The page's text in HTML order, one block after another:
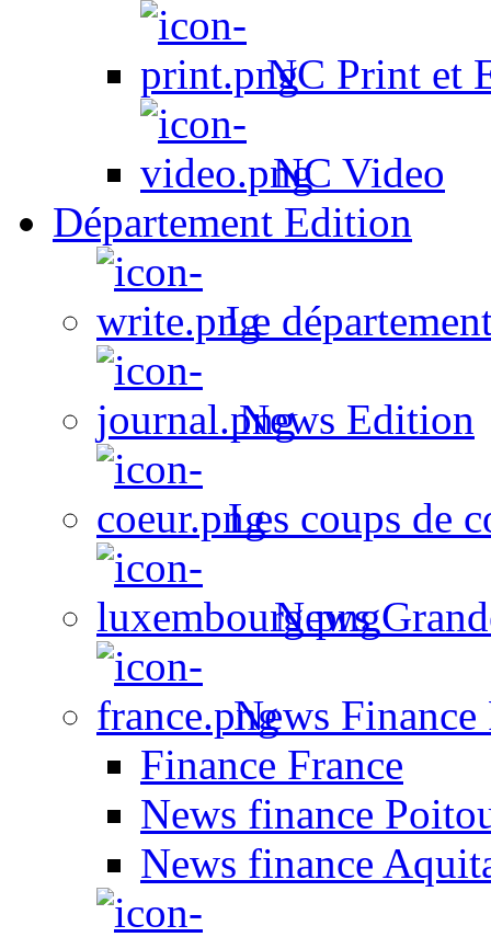
NC Print et
NC Video
Département Edition
Le
News Edition
Les coups de
News
News Finance
Finance France
News finance
News finance